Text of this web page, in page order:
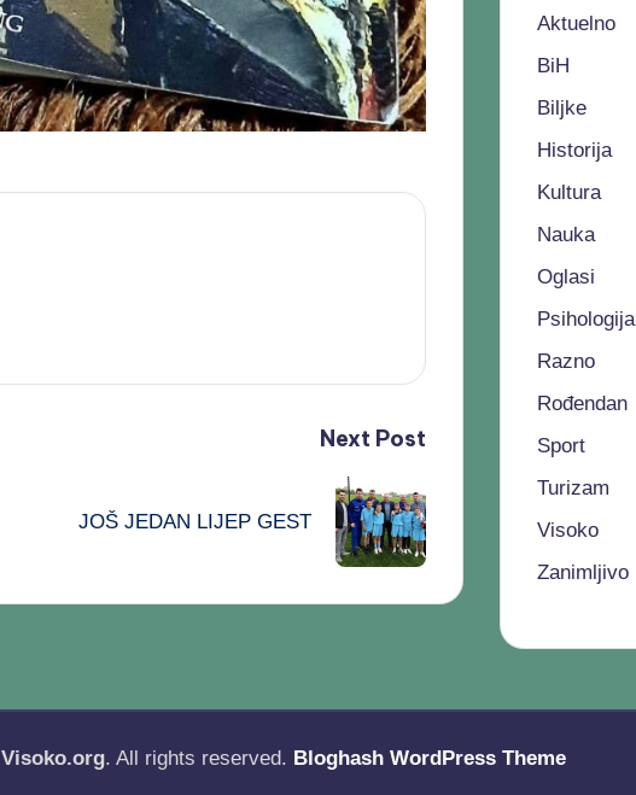
Next Post
JOŠ JEDAN LIJEP GEST
Aktuelno
BiH
Biljke
Historija
Kultura
Nauka
Oglasi
Psihologija
Razno
Rođendan
Sport
Turizam
Visoko
Zanimljivo
Visoko.org. All rights reserved. Bloghash WordPress Theme